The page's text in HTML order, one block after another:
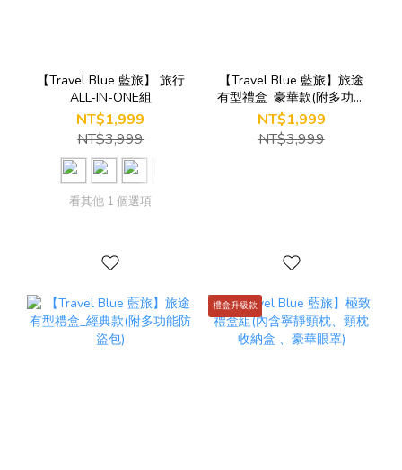
【Travel Blue 藍旅】 旅行
ALL-IN-ONE組
NT$1,999
NT$3,999
看其他 1 個選項
【Travel Blue 藍旅】旅途
有型禮盒_豪華款(附多功能
防盜包)
NT$1,999
NT$3,999
禮盒升級款